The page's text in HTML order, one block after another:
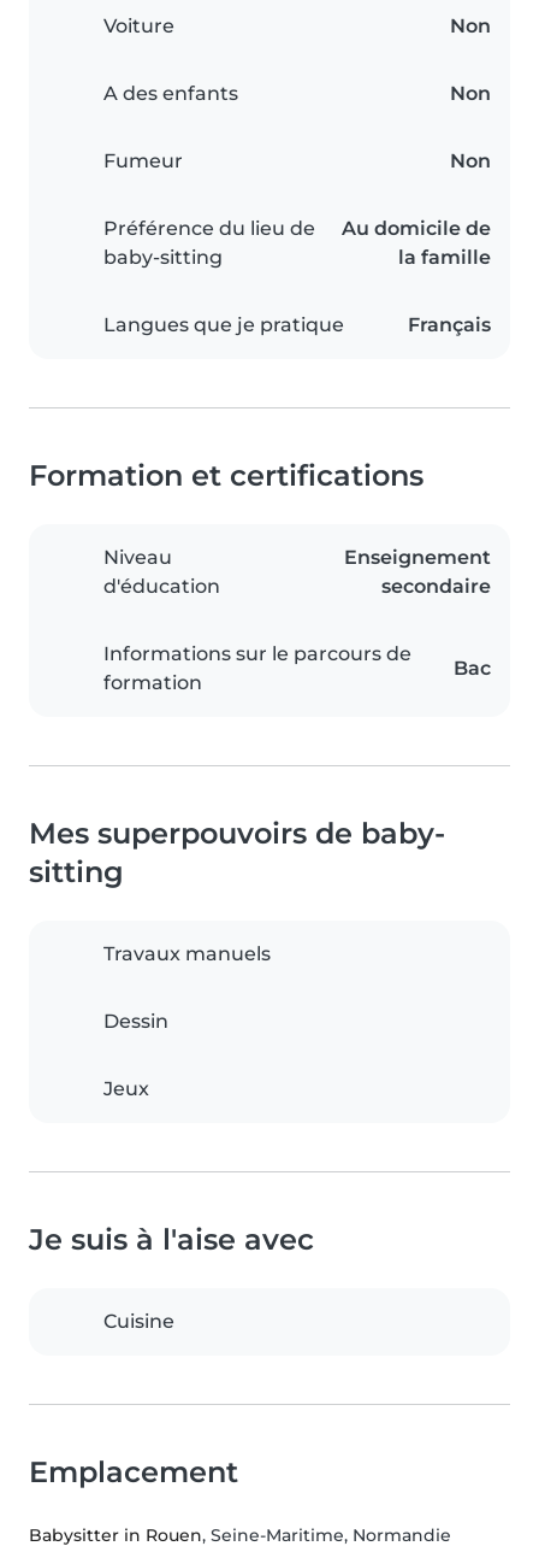
Voiture Non
A des enfants Non
Fumeur Non
Préférence du lieu de
baby-sitting
Au domicile de
la famille
Langues que je pratique Français
Formation et certifications
Niveau
d'éducation
Enseignement
secondaire
Informations sur le parcours de
formation
Bac
Mes superpouvoirs de baby-
sitting
Travaux manuels
Dessin
Jeux
Je suis à l'aise avec
Cuisine
Emplacement
Babysitter in Rouen, Seine-Maritime, Normandie